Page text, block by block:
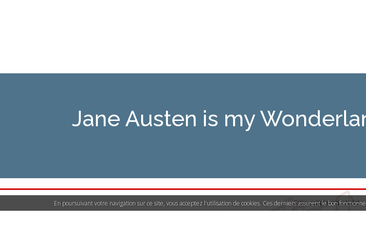
En poursuivant votre navigation sur ce site, vous acceptez l'utilisation de cookies. Ces derniers assurent le bon
Jane Austen is my
Créer un blogsurHautetfort
Les derniers blogs mis à jour|Les dernières notes publiées|